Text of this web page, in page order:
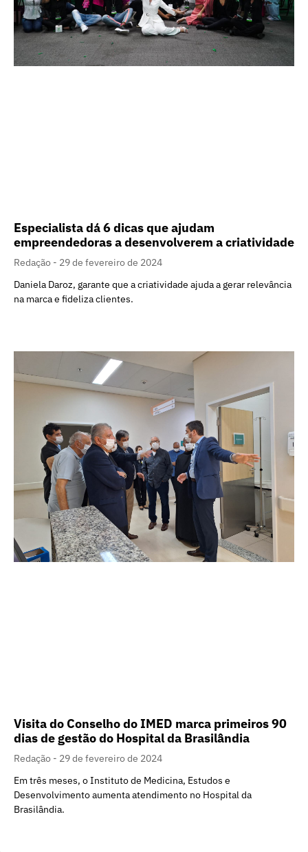
Especialista dá 6 dicas que ajudam
empreendedoras a desenvolverem a criatividade
Redação
29 de fevereiro de 2024
Daniela Daroz, garante que a criatividade ajuda a gerar relevância
na marca e fideliza clientes.
Visita do Conselho do IMED marca primeiros 90
dias de gestão do Hospital da Brasilândia
Redação
29 de fevereiro de 2024
Em três meses, o Instituto de Medicina, Estudos e
Desenvolvimento aumenta atendimento no Hospital da
Brasilândia.